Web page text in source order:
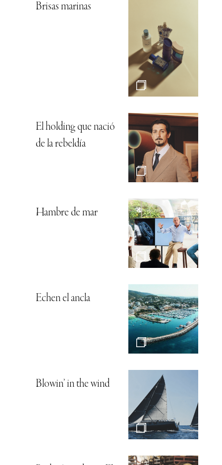
Brisas marinas
El holding que nació
de la rebeldía
Hambre de mar
Echen el ancla
Blowin’ in the wind